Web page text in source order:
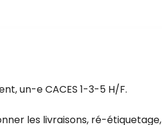
un-e CACES 1-3-5 H/F.
les livraisons, ré-étiquetage,